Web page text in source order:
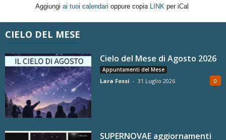
Aggiungi ai tuoi calendari oppure copia LINK per iCal
CIELO DEL MESE
Cielo del Mese di Agosto 2026
Appuntamenti del Mese
Lara Fossi - 31 Luglio 2026 0
SUPERNOVAE aggiornamenti